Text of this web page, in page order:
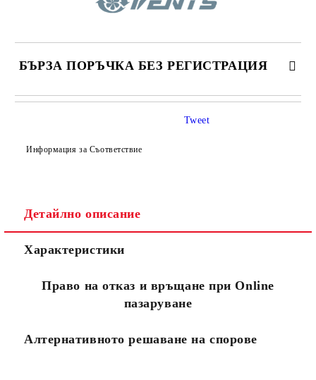
БЪРЗА ПОРЪЧКА БЕЗ РЕГИСТРАЦИЯ
САМО ПОПЪЛНЕТЕ 4 ПОЛЕТА
Съгласен съм сПолитиката за лични данни
Ние ще се свържем с вас в рамките на работния ден.
Информация за Съответствие
Tweet
Детайлно описание
Характеристики
Право на отказ и връщане при Online
пазаруване
Алтернативното решаване на спорове